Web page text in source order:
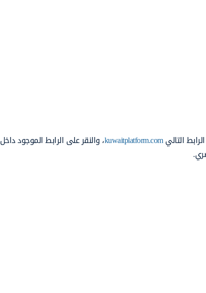
التاليkuwaitplatform.com، والنقر على الرابط الموجود داخل